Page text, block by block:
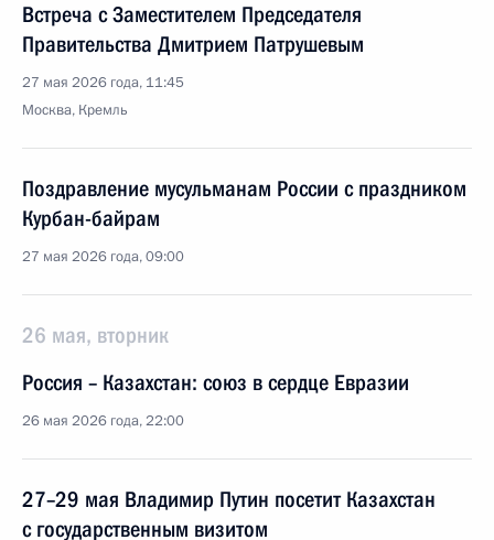
Встреча с Заместителем Председателя
Правительства Дмитрием Патрушевым
27 мая 2026 года, 11:45
Москва, Кремль
Поздравление мусульманам России с праздником
Курбан-байрам
27 мая 2026 года, 09:00
26 мая, вторник
Россия – Казахстан: союз в сердце Евразии
26 мая 2026 года, 22:00
27–29 мая Владимир Путин посетит Казахстан
с государственным визитом